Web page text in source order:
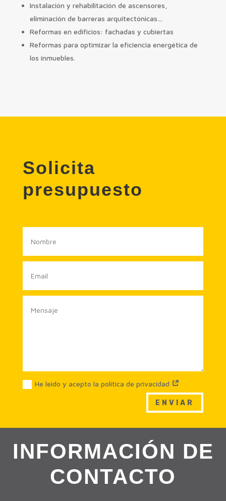
Instalación y rehabilitación de ascensores,
eliminación de barreras arquitectónicas…
Reformas en edificios: fachadas y cubiertas
Reformas para optimizar la eficiencia energética de
los inmuebles.
Solicita
presupuesto
He leido y acepto la politica de privacidad
ENVIAR
INFORMACIÓN DE
CONTACTO